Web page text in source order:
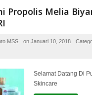
Propolis Melia
MSS on Januari 10, 2018
Selamat Datang Di
Skincare